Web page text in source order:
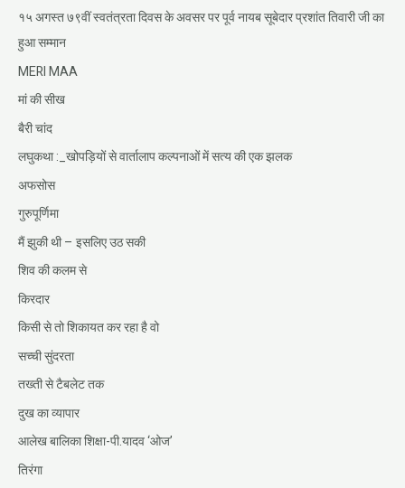
१५ अगस्त ७९वीं स्वतंत्रता दिवस के अवसर पर पूर्व नायब सूबेदार प्रशांत तिवारी जी का
हुआ सम्मान
MERI MAA
मां की सीख
बैरी चांद
लघुकथा :_खोपड़ियों से वार्तालाप कल्पनाओं में सत्य की एक झलक
अफसोस
गुरुपूर्णिमा
मैं झुकी थी – इसलिए उठ सकी
शिव की कलम से
किरदार
किसी से तो शिकायत कर रहा है वो
सच्ची सुंदरता
तख्ती से टैबलेट तक
दुख का व्यापार
आलेख बालिका शिक्षा-पी.यादव ‘ओज’
तिरंगा